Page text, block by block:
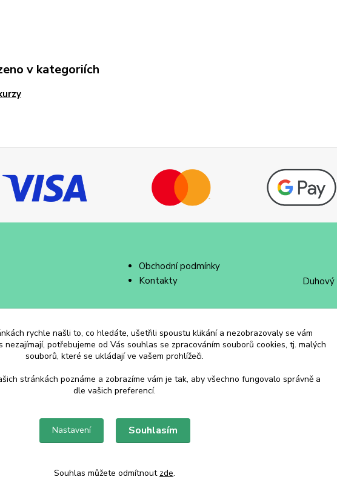
v kategoriích
Obchodní podmínky
Kontakty
rychle našli to, co hledáte, ušetřili spoustu klikání a nezobrazovaly se vám
nezajímají, potřebujeme od Vás souhlas se zpracováním souborů cookies, tj. malých
souborů, které se ukládají ve vašem prohlížeči.
stránkách poznáme a zobrazíme vám je tak, aby všechno fungovalo správně a
dle vašich preferencí.
Nastavení Souhlasím
Souhlas můžete odmítnout zde.